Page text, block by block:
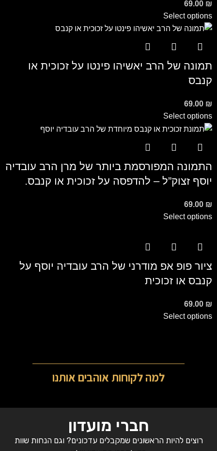
69.00 ₪
Select options
תמונה של הרב יאשיהו פינטו על זכוכית או
קנבס
69.00 ₪
Select options
התמונה המפורסמת ביותר של מרן הרב עובדיה
יוסף זצוק”ל – להדפסה על זכוכית או קנבס.
69.00 ₪
Select options
ציור פופ אפ מודרני של הרב עובדיה יוסף על
קנבס או זכוכית
69.00 ₪
Select options
למה לקוחות אוהבים אותנו
חברי מועדון
רוצים להיות הראשונים שמקבלים עדכונים? וגם הנחות שוות